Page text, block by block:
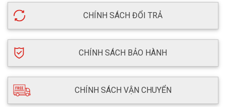
CHÍNH SÁCH ĐỔI TRẢ
CHÍNH SÁCH BẢO HÀNH
CHÍNH SÁCH VẬN CHUYỂN